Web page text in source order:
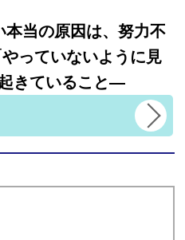
当の原因は、努力不
っていないように見
きていること―